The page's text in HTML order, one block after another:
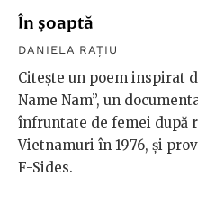
În șoaptă
DANIELA RAȚIU
Citește un poem inspirat
Name Nam”, un
înfruntate de femei după
Vietnamuri în 1976, și
F-Sides.